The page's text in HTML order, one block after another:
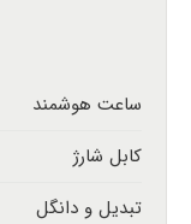
ساعت هوشمند
کابل شارژ
تبدیل و دانگل